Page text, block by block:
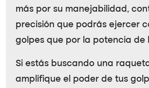
más por su manejabilidad,
precisión que podrás ejercer
golpes que por la potencia de
Si estás buscando una
amplifique el poder de tus